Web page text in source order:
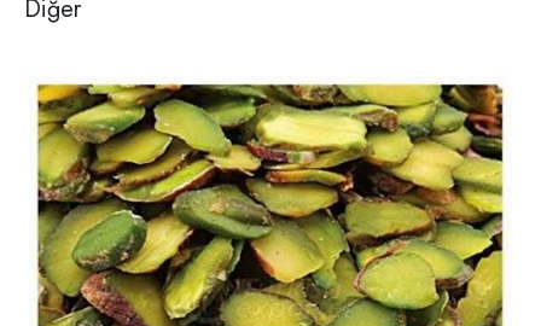
Diğer